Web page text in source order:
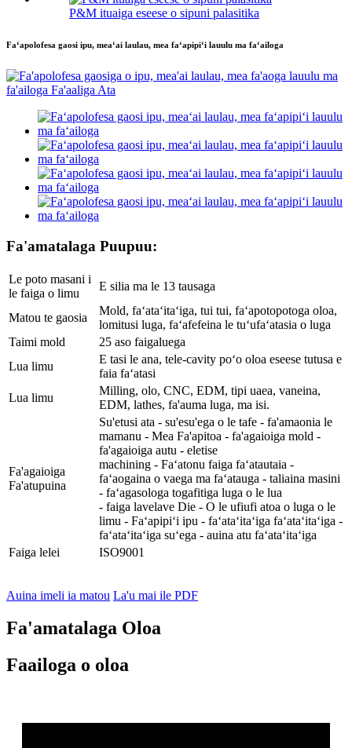
P&M ituaiga eseese o sipuni palasitika
Faʻapolofesa gaosi ipu, meaʻai laulau, mea faʻapipiʻi lauulu ma faʻailoga
Fa'amatalaga Puupuu:
Le poto masani i
le faiga o limu
E silia ma le 13 tausaga
Matou te gaosia
Mold, faʻataʻitaʻiga, tui tui, faʻapotopotoga oloa,
lomitusi luga, faʻafefeina le tuʻufaʻatasia o luga
Taimi mold
25 aso faigaluega
Lua limu
E tasi le ana, tele-cavity poʻo oloa eseese tutusa e
faia faʻatasi
Lua limu
Milling, olo, CNC, EDM, tipi uaea, vaneina,
EDM, lathes, fa'auma luga, ma isi.
Fa'agaioiga
Fa'atupuina
Su'etusi ata - su'esu'ega o le tafe - fa'amaonia le
mamanu - Mea Fa'apitoa - fa'agaioiga mold -
fa'agaioiga autu - eletise
machining - Faʻatonu faiga faʻatautaia -
faʻaogaina o vaega ma faʻatauga - taliaina masini
- faʻagasologa togafitiga luga o le lua
- faiga lavelave Die - O le ufiufi atoa o luga o le
limu - Faʻapipiʻi ipu - faʻataʻitaʻiga faʻataʻitaʻiga -
faʻataʻitaʻiga suʻega - auina atu faʻataʻitaʻiga
Faiga lelei
ISO9001
Auina imeli ia matou La'u mai ile PDF
Fa'amatalaga Oloa
Faailoga o oloa